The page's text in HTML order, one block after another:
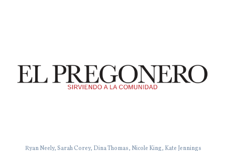
Ryan Neely, Sarah Corey, Dina Thomas, Nicole King, Kate Jennings